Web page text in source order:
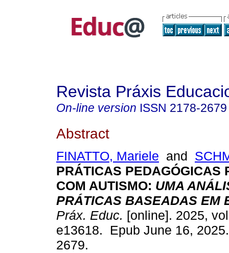
Revista Práxis
On-line version ISSN 2178-2679
Abstract
FINATTO, Mariele and
PRÁTICAS PEDAGÓGICAS
COM AUTISMO: UMA
PRÁTICAS BASEADAS EM
Práx. Educ. [online]. 2025,
e13618. Epub June 16,
2679.